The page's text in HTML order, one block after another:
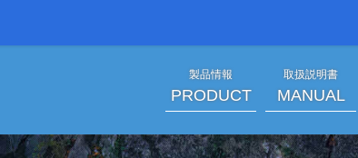
製品情報
PRODUCT
取扱説明書
MANUAL